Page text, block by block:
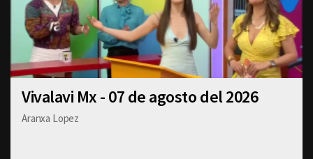
Vivalavi Mx - 07 de agosto del 2026
Aranxa Lopez